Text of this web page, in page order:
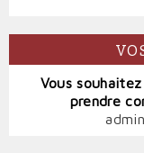
Vous
prendre